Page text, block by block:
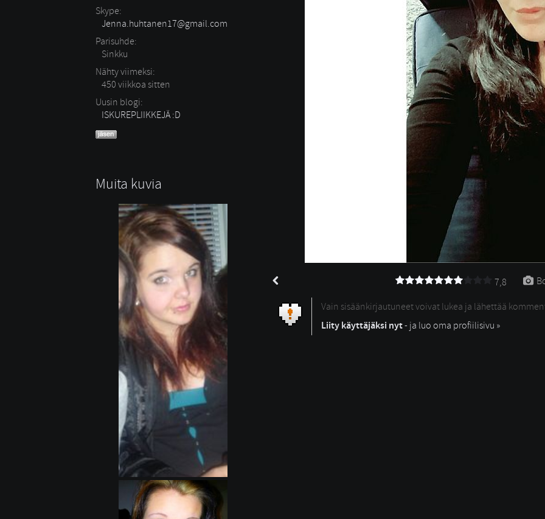
Skype:
Jenna.huhtanen17@gmail.com
Parisuhde:
Sinkku
Nähty viimeksi:
450 viikkoa sitten
Uusin blogi:
ISKUREPLIIKKEJÄ :D
Muita kuvia
7,8
Vain sisäänkirjautuneet voivat lukea ja lähettää
Liity käyttäjäksi nyt- ja luo oma profiilisivu »